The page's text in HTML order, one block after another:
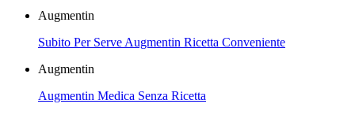
Augmentin
Subito Per Serve Augmentin Ricetta Conveniente
Augmentin
Augmentin Medica Senza Ricetta